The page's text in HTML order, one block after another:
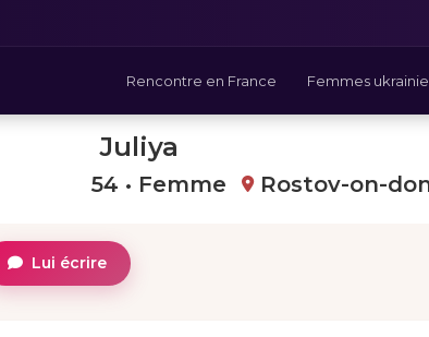
Rencontre en France Femmes
Juliya
54 • Femme Rostov-on-
Lui écrire